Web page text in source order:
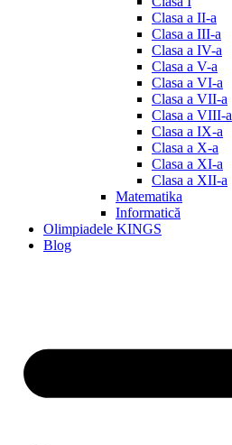
Clasa a II-a
Clasa a III-a
Clasa a IV-a
Clasa a V-a
Clasa a VI-a
Clasa a VII-a
Clasa a VIII-a
Clasa a IX-a
Clasa a X-a
Clasa a XI-a
Clasa a XII-a
Matematika
Informatică
Olimpiadele KINGS
Blog